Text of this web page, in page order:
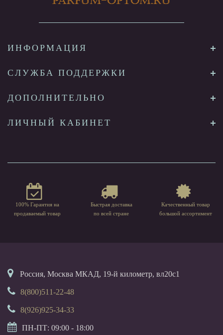
ИНФОРМАЦИЯ
СЛУЖБА ПОДДЕРЖКИ
ДОПОЛНИТЕЛЬНО
ЛИЧНЫЙ КАБИНЕТ
100% Гарантия на
продаваемый товар
Быстрая доставка
по всей стране
Качественный товар
большой ассортимент
Россия, Москва МКАД, 19-й километр, вл20с1
8(800)511-22-48
8(926)925-34-33
ПН-ПТ: 09:00 - 18:00